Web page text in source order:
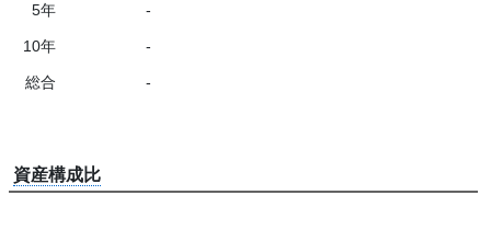
5年 -
10年 -
総合 -
資産構成比